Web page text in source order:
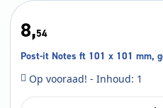
8,54
Post-it Notes ft 101 x 101 mm,
Op vooraad! - Inhoud: 1